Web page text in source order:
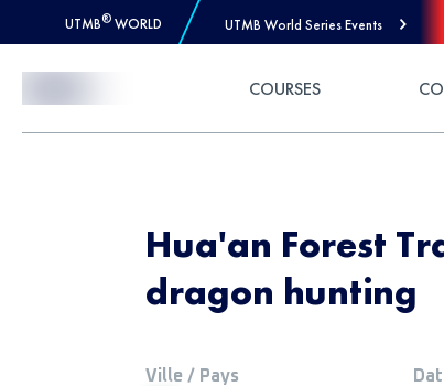
UTMB® WORLD UTMB World Series Events
COURSES
Hua'an Forest
dragon hunting
Ville / Pays